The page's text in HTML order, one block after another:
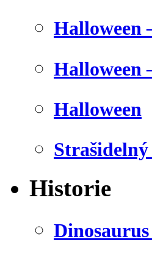
Halloween
Halloween
Halloween
Historie